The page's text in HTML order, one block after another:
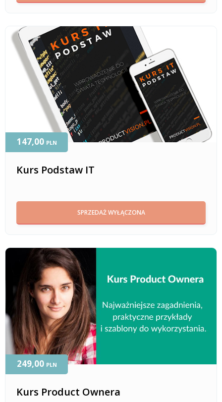
Kurs Podstaw IT
147,00 PLN
SPRZEDAŻ WYŁĄCZONA
Kurs Product Ownera
249,00 PLN